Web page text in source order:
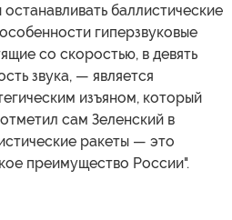
баллистические
гиперзвуковые
со скоростью, в девять
звука, — является
изъяном, который
сам Зеленский в
ракеты — это
преимущество России".